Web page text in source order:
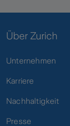
Über Zurich
Unternehmen
Karriere
Nachhaltigkeit
Presse